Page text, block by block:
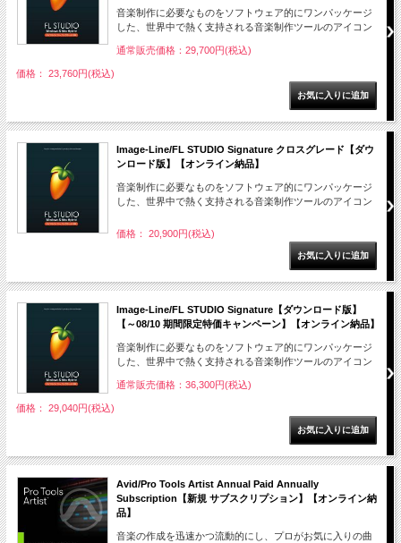
音楽制作に必要なものをソフトウェア的にワンパッケージ
した、世界中で熱く支持される音楽制作ツールのアイコン
通常販売価格：29,700円(税込)
価格： 23,760円(税込)
Image-Line/FL STUDIO Signature クロスグレード【ダウ
ンロード版】【オンライン納品】
音楽制作に必要なものをソフトウェア的にワンパッケージ
した、世界中で熱く支持される音楽制作ツールのアイコン
価格： 20,900円(税込)
Image-Line/FL STUDIO Signature【ダウンロード版】
【～08/10 期間限定特価キャンペーン】【オンライン納品】
音楽制作に必要なものをソフトウェア的にワンパッケージ
した、世界中で熱く支持される音楽制作ツールのアイコン
通常販売価格：36,300円(税込)
価格： 29,040円(税込)
Avid/Pro Tools Artist Annual Paid Annually
Subscription【新規 サブスクリプション】【オンライン納
品】
音楽の作成を迅速かつ流動的にし、プロがお気に入りの曲